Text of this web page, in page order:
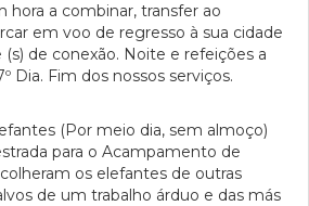
hora a combinar, transfer ao
em voo de regresso à sua cidade
de conexão. Noite e refeições a
Dia. Fim dos nossos serviços.
(Por meio dia, sem almoço)
para o Acampamento de
os elefantes de outras
de um trabalho árduo e das más